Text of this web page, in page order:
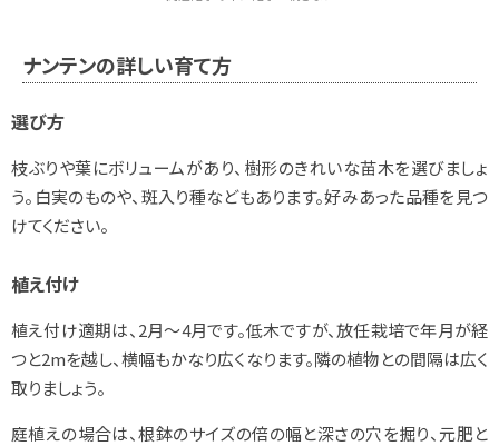
ナンテンの詳しい育て方
選び方
枝ぶりや葉にボリュームがあり、樹形のきれいな苗木を選びましょ
う。白実のものや、斑入り種などもあります。好みあった品種を見つ
けてください。
植え付け
植え付け適期は、2月～4月です。低木ですが、放任栽培で年月が経
つと2mを越し、横幅もかなり広くなります。隣の植物との間隔は広く
取りましょう。
庭植えの場合は、根鉢のサイズの倍の幅と深さの穴を掘り、元肥と